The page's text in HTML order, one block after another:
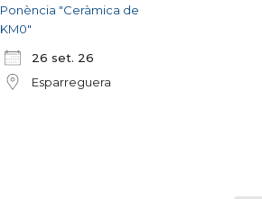
Ponència "Ceràmica de
KM0"
26 set. 26
Esparreguera